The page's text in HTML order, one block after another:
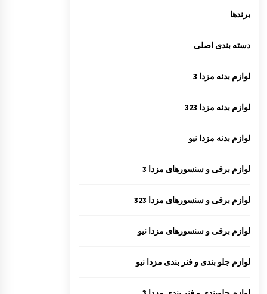
برندها
دسته بندی اصلی
لوازم بدنه مزدا 3
لوازم بدنه مزدا 323
لوازم بدنه مزدا نیو
لوازم برقی و سنسورهای مزدا 3
لوازم برقی و سنسورهای مزدا 323
لوازم برقی و سنسورهای مزدا نیو
لوازم جلو بندی و فنر بندی مزدا نیو